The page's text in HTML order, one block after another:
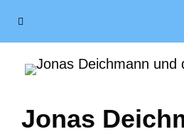
Jonas